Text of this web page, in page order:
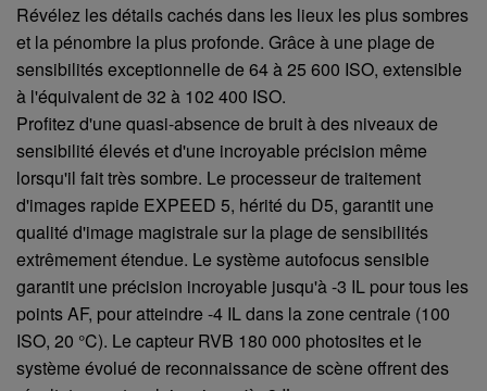
Révélez les détails cachés dans les lieux les plus sombres
et la pénombre la plus profonde. Grâce à une plage de
sensibilités exceptionnelle de 64 à 25 600 ISO, extensible
à l'équivalent de 32 à 102 400 ISO.
Profitez d'une quasi-absence de bruit à des niveaux de
sensibilité élevés et d'une incroyable précision même
lorsqu'il fait très sombre. Le processeur de traitement
d'images rapide EXPEED 5, hérité du D5, garantit une
qualité d'image magistrale sur la plage de sensibilités
extrêmement étendue. Le système autofocus sensible
garantit une précision incroyable jusqu'à -3 IL pour tous les
points AF, pour atteindre -4 IL dans la zone centrale (100
ISO, 20 °C). Le capteur RVB 180 000 photosites et le
système évolué de reconnaissance de scène offrent des